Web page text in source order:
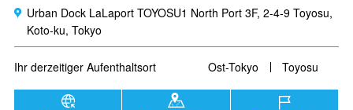
Urban Dock LaLaport TOYOSU1 North Port 3F, 2-4-9 Toyosu,
Koto-ku, Tokyo
Ihr derzeitiger Aufenthaltsort Ost-Tokyo Toyosu